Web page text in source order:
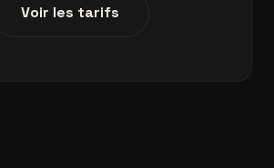
Voir les tarifs